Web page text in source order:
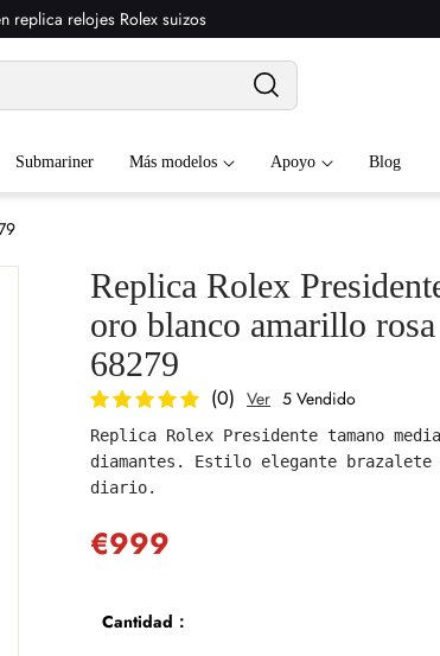
replica relojes Rolex suizos
Submariner Más modelos Apoyo Blog
Replica Rolex
oro blanco amarillo
68279
(0) Ver 5 Vendido
Replica Rolex Presidente tamano
diamantes. Estilo elegante brazalete
diario.
€999
Cantidad：